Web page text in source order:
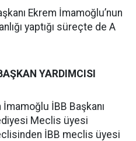
Ekrem İmamoğlu’nun
yaptığı süreçte de A
YARDIMCISI
İmamoğlu İBB Başkanı
Meclis üyesi
İBB meclis üyesi